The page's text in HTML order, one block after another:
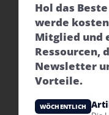
Hol das Beste
werde
Mitglied und
Ressourcen,
Newsletter
Vorteile.
WÖCHENTLICH